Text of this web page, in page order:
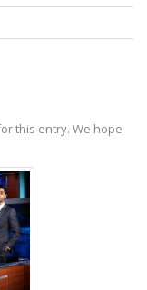
this entry. We hope